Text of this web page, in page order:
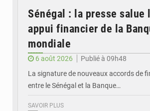
Sénégal : la presse salue
appui financier de la
mondiale
6 août 2026
Publié à 09h48
La signature de nouveaux accords de
entre le Sénégal et la Banque…
SAVOIR PLUS